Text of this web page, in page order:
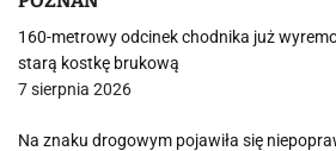
160-metrowy odcinek chodnika już
starą kostkę brukową
7 sierpnia 2026
Na znaku drogowym pojawiła się